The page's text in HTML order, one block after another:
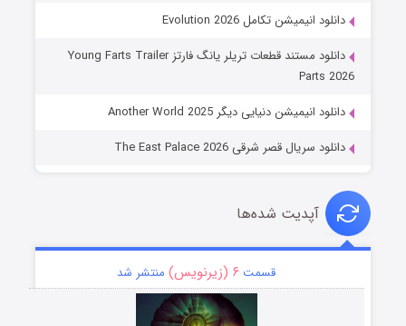
دانلود انیمیشن تکامل Evolution 2026
دانلود مستند قطعات تریلر یانگ فارتز Young Farts Trailer
Parts 2026
دانلود انیمیشن دنیایی دیگر Another World 2025
دانلود سریال قصر شرقی The East Palace 2026
آپدیت شده‌ها
قسمت ۶ (زیرنویس) منتشر شد